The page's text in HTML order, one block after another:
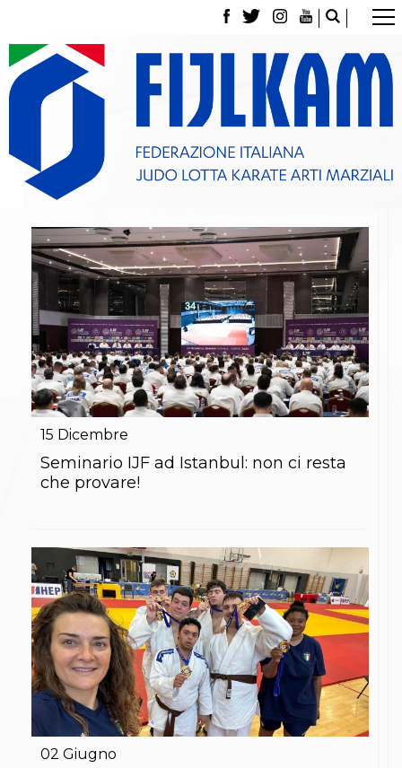
La Federazione
Tesseramento
Contatti
Norme e modulistica Affiliazioni e Tesseramenti
Classifica Società Sportive con più di 100 atleti
tesserati
Gare e Risultati
Archivio eventi
Dove siamo
Media
Partners
Trasparenza
Judo
La disciplina
News
Attività Didattica
Gare e Risultati
Albi Federali
Lotta
Albi Federali
Karate
La disciplina
News
Gare e Risultati
Attività Didattica
Albi Federali
Arti marziali
Aikido
Ju Jitsu
Sumo
15 Dicembre
Seminario IJF ad Istanbul: non ci resta
che provare!
02 Giugno